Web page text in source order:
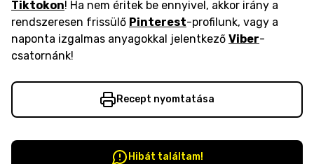
Tiktokon! Ha nem éritek be ennyivel, akkor irány a
rendszeresen frissülő Pinterest-profilunk, vagy a
naponta izgalmas anyagokkal jelentkező Viber-
csatornánk!
Recept nyomtatása
Hibát találtam!